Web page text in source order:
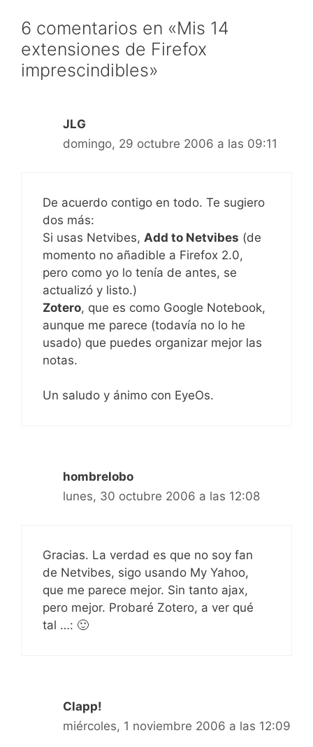
6 comentarios en «Mis 14
extensiones de Firefox
imprescindibles»
JLG
domingo, 29 octubre 2006 a las 09:11
De acuerdo contigo en todo. Te sugiero
dos más:
Si usas Netvibes, Add to Netvibes (de
momento no añadible a Firefox 2.0,
pero como yo lo tenía de antes, se
actualizó y listo.)
Zotero, que es como Google Notebook,
aunque me parece (todavía no lo he
usado) que puedes organizar mejor las
notas.
Un saludo y ánimo con EyeOs.
hombrelobo
lunes, 30 octubre 2006 a las 12:08
Gracias. La verdad es que no soy fan
de Netvibes, sigo usando My Yahoo,
que me parece mejor. Sin tanto ajax,
pero mejor. Probaré Zotero, a ver qué
tal …: 🙂
Clapp!
miércoles, 1 noviembre 2006 a las 12:09